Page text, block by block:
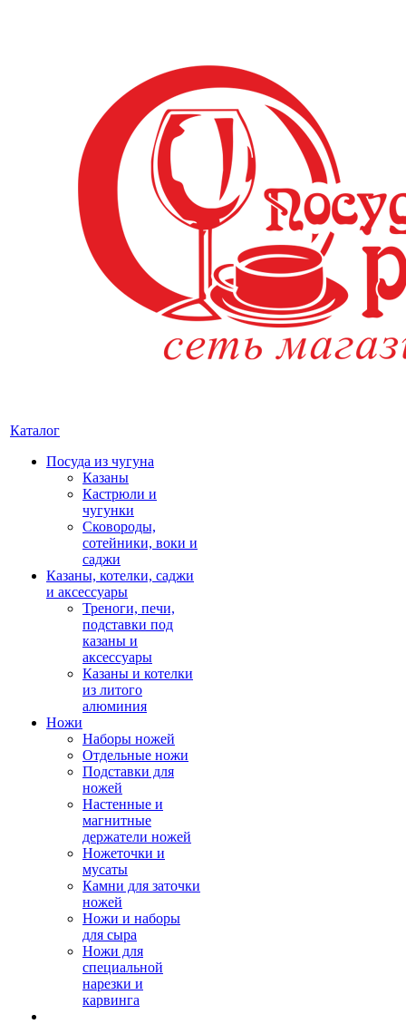
Каталог
Посуда из чугуна
Казаны
Кастрюли и
чугунки
Сковороды,
сотейники, воки и
саджи
Казаны, котелки, саджи
и аксессуары
Треноги, печи,
подставки под
казаны и
аксессуары
Казаны и котелки
из литого
алюминия
Ножи
Наборы ножей
Отдельные ножи
Подставки для
ножей
Настенные и
магнитные
держатели ножей
Ножеточки и
мусаты
Камни для заточки
ножей
Ножи и наборы
для сыра
Ножи для
специальной
нарезки и
карвинга